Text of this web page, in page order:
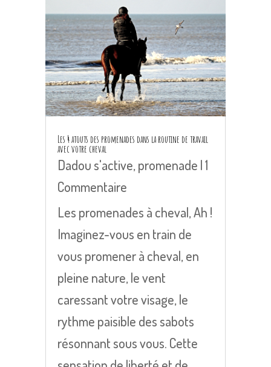
Les 4 atouts des promenades dans la routine de travail
avec votre cheval
Dadou s'active promenade | 1
Commentaire
Les promenades à cheval, Ah !
Imaginez-vous en train de
vous promener à cheval, en
pleine nature, le vent
caressant votre visage, le
rythme paisible des sabots
résonnant sous vous. Cette